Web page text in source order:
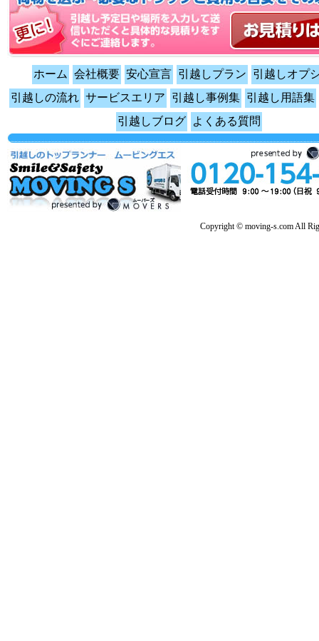
ホーム 会社概要 安心宣言 引越しプラン
引越しオプ
引越しの流れ サービスエリア 引越し事例集 引越し用語集
引越しブログ
よくある質問
Copyright © moving-s.com All